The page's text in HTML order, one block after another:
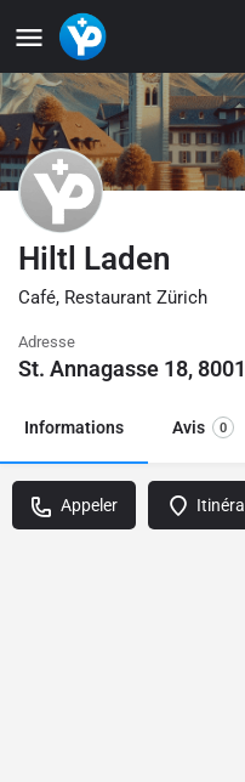
Hiltl Laden
Café, Restaurant Zürich
Adresse
St. Annagasse 18,
Informations Avis 0
Appeler